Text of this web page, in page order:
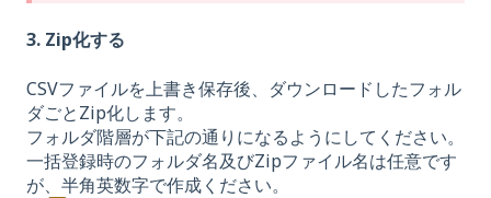
3. Zip化する
CSVファイルを上書き保存後、ダウンロードしたフォル
ダごとZip化します。
フォルダ階層が下記の通りになるようにしてください。
一括登録時のフォルダ名及びZipファイル名は任意です
が、半角英数字で作成ください。